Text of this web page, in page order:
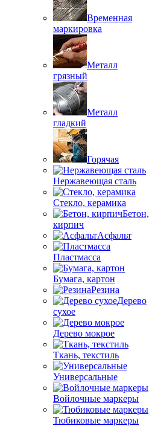
Временная
маркировка
Металл
грязный
Металл
гладкий
Горячая
Нержавеющая сталь
Стекло, керамика
Бетон,
кирпич
Асфальт
Пластмасса
Бумага, картон
Резина
Дерево
сухое
Дерево мокрое
Ткань, текстиль
Универсальные
Войлочные маркеры
Тюбиковые маркеры